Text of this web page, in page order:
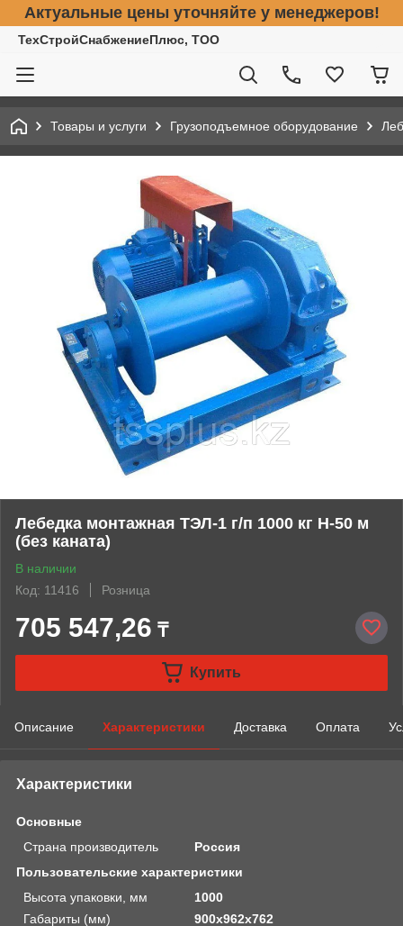
Актуальные цены уточняйте у менеджеров!
ТехСтройСнабжениеПлюс, ТОО
Товары и услуги Грузоподъемное оборудование
Лебедка монтажная ТЭЛ-1 г/п 1000 кг Н-50 м
(без каната)
В наличии
Код: 11416
Розница
705 547,26 ₸
Купить
Описание Характеристики Доставка Оплата
Характеристики
Основные
Страна производитель
Россия
Пользовательские характеристики
Высота упаковки, мм
1000
Габариты (мм)
900х962х762